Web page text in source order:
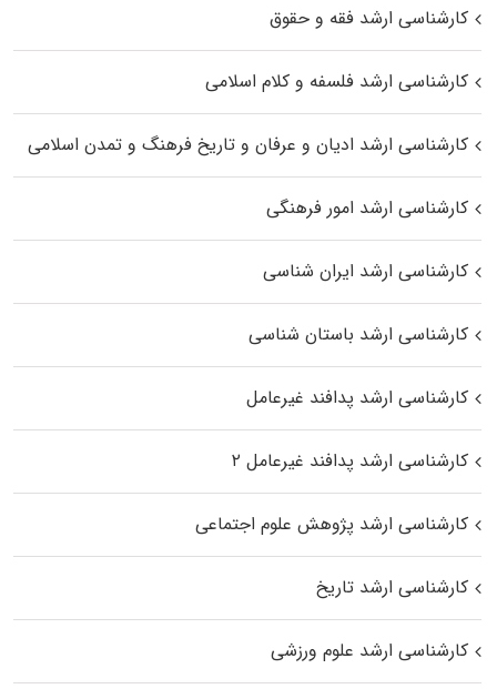
کارشناسی ارشد فقه و حقوق
کارشناسی ارشد فلسفه و کلام اسلامی
کارشناسی ارشد ادیان و عرفان و تاریخ فرهنگ و تمدن اسلامی
کارشناسی ارشد امور فرهنگی
کارشناسی ارشد ایران شناسی
کارشناسی ارشد باستان شناسی
کارشناسی ارشد پدافند غیرعامل
کارشناسی ارشد پدافند غیرعامل ۲
کارشناسی ارشد پژوهش علوم اجتماعی
کارشناسی ارشد تاریخ
کارشناسی ارشد علوم ورزشی